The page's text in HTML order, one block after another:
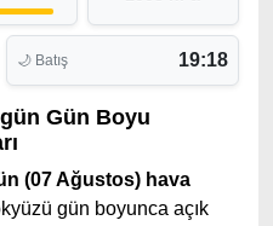
🌙 Batış 19:18
Gün Boyu
(07 Ağustos) hava
gün boyunca açık